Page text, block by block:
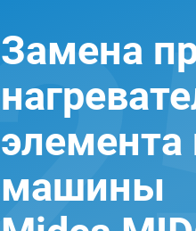
Замена
элемента
машины